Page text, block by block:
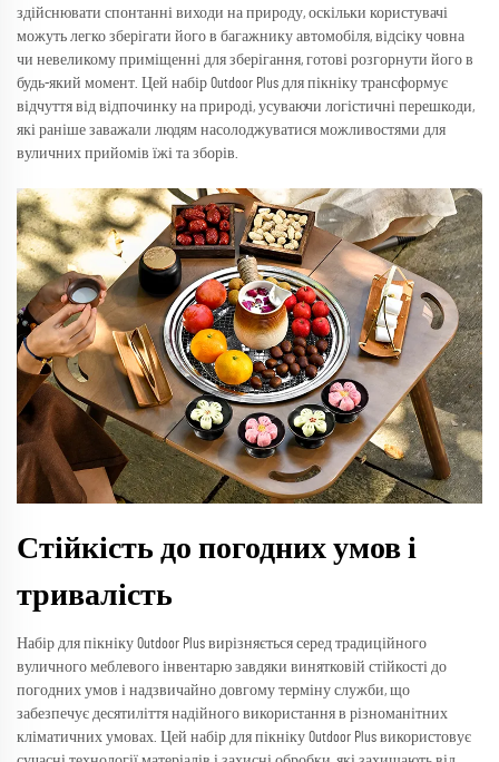
здійснювати спонтанні виходи на природу, оскільки користувачі
можуть легко зберігати його в багажнику автомобіля, відсіку човна
чи невеликому приміщенні для зберігання, готові розгорнути його в
будь-який момент. Цей набір Outdoor Plus для пікніку трансформує
відчуття від відпочинку на природі, усуваючи логістичні перешкоди,
які раніше заважали людям насолоджуватися можливостями для
вуличних прийомів їжі та зборів.
Стійкість до погодних умов і
тривалість
Набір для пікніку Outdoor Plus вирізняється серед традиційного
вуличного меблевого інвентарю завдяки винятковій стійкості до
погодних умов і надзвичайно довгому терміну служби, що
забезпечує десятиліття надійного використання в різноманітних
кліматичних умовах. Цей набір для пікніку Outdoor Plus використовує